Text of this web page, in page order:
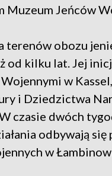
Muzeum Jeńców
terenów obozu
od kilku lat. Jej
w
i Dziedzictwa
czasie dwóch
odbywają
w